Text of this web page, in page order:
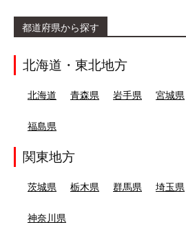
都道府県から探す
北海道・東北地方
北海道 青森県 岩手県 宮城県
福島県
関東地方
茨城県 栃木県 群馬県 埼玉県
神奈川県